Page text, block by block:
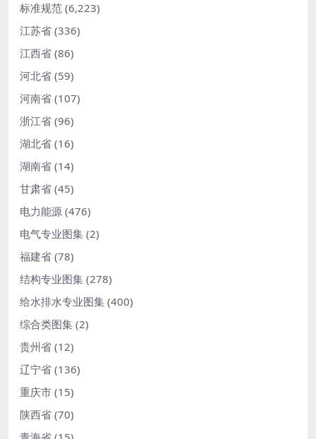
标准规范 (6,223)
江苏省 (336)
江西省 (86)
河北省 (59)
河南省 (107)
浙江省 (96)
湖北省 (16)
湖南省 (14)
甘肃省 (45)
电力能源 (476)
电气专业图集 (2)
福建省 (78)
结构专业图集 (278)
给水排水专业图集 (400)
综合类图集 (2)
贵州省 (12)
辽宁省 (136)
重庆市 (15)
陕西省 (70)